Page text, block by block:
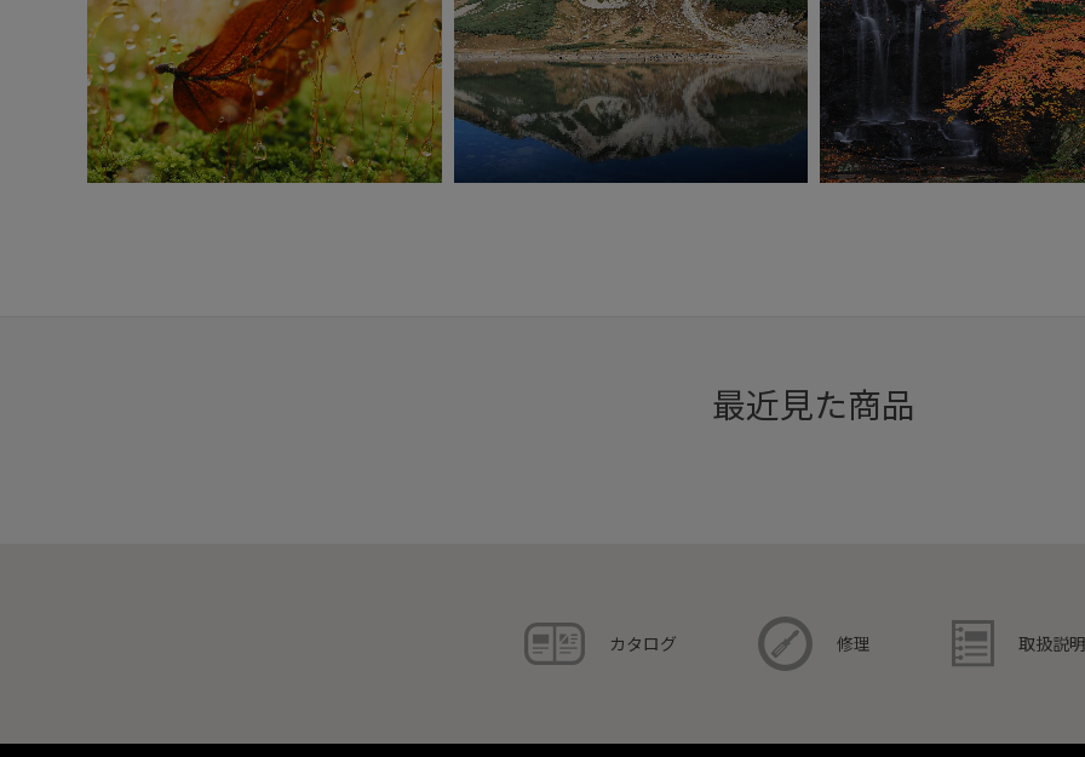
撮影：清水哲朗
撮影：清水哲朗
撮影：清水哲朗
最近見た商品
カタログ 修理 取扱説